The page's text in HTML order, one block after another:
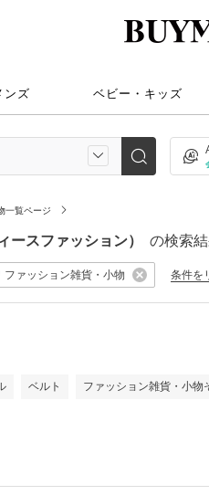
ンズ ベビー・キッズ
一覧ページ
ースファッション） の検索
ファッション雑貨・小物 条件を
ベルト ファッション雑貨・小物